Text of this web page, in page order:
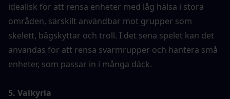
idealisk för att rensa enheter med låg hälsa i stora
områden, särskilt användbar mot grupper som
skelett, bågskyttar och troll. I det sena spelet kan det
användas för att rensa svärmrupper och hantera små
enheter, som passar in i många däck.
5. Valkyria